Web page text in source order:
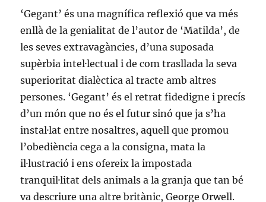
‘Gegant’ és una magnífica reflexió que va més
enllà de la genialitat de l’autor de ‘Matilda’, de
les seves extravagàncies, d’una suposada
supèrbia intel·lectual i de com trasllada la seva
superioritat dialèctica al tracte amb altres
persones. ‘Gegant’ és el retrat fidedigne i precís
d’un món que no és el futur sinó que ja s’ha
instal·lat entre nosaltres, aquell que promou
l’obediència cega a la consigna, mata la
il·lustració i ens ofereix la impostada
tranquil·litat dels animals a la granja que tan bé
va descriure una altre britànic, George Orwell.